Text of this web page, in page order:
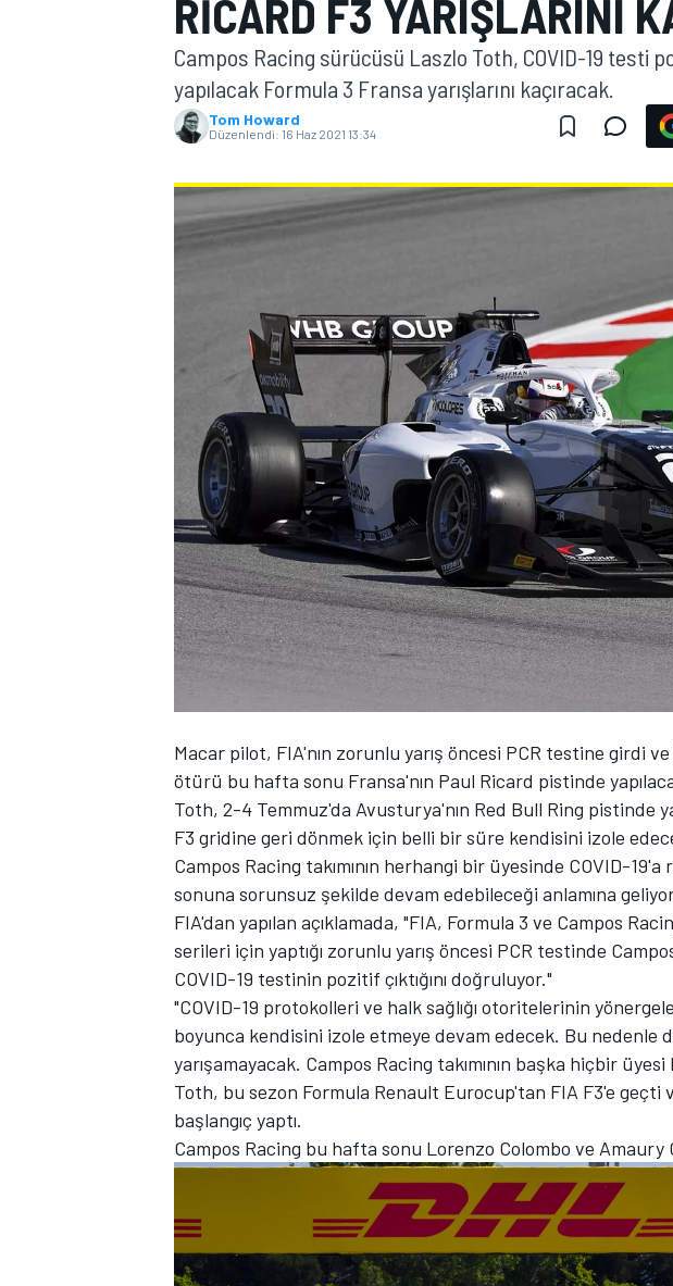
MOTOGP
WORLD SUPERBIKE
WRC
TÜRK SPORCULAR
RICARD F3 YARIŞLARINI
Campos Racing sürücüsü Laszlo Toth, COVID-19 testi
yapılacak Formula 3 Fransa yarışlarını kaçıracak.
Tom Howard
Düzenlendi: 16 Haz 2021 13:34
Macar pilot, FIA'nın zorunlu yarış öncesi PCR testine girdi
ötürü bu hafta sonu Fransa'nın Paul Ricard pistinde
Toth, 2-4 Temmuz'da Avusturya'nın Red Bull Ring pistinde
F3 gridine geri dönmek için belli bir süre kendisini izole
Campos Racing takımının herhangi bir üyesinde COVID-19'a
sonuna sorunsuz şekilde devam edebileceği anlamına
FIA'dan yapılan açıklamada, "FIA, Formula 3 ve Campos
serileri için yaptığı zorunlu yarış öncesi PCR testinde
COVID-19 testinin pozitif çıktığını doğruluyor."
"COVID-19 protokolleri ve halk sağlığı otoritelerinin
boyunca kendisini izole etmeye devam edecek. Bu nedenle
yarışamayacak. Campos Racing takımının başka hiçbir
Toth, bu sezon Formula Renault Eurocup'tan FIA F3'e geçti
başlangıç yaptı.
Campos Racing bu hafta sonu Lorenzo Colombo ve Amaury